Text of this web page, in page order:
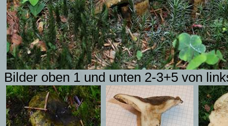
Bilder oben 1 und unten 2-3+5 von